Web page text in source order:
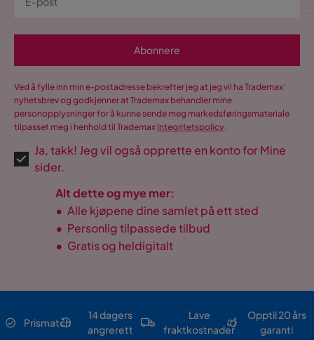
Abonnere
Ved å fylle inn min e-postadresse bekrefter jeg at jeg vil ha Trademax’
nyhetsbrev og godkjenner at Trademax behandler mine
personopplysninger for å kunne sende meg markedsføringsmateriale
tilpasset meg i henhold til Trademax Integritetspolicy.
Ja, takk! Jeg vil også opprette en konto for Mine
sider.
Alt dette og mye mer:
• Alle kjøpene dine samlet på ett sted
• Personlig tilpassede tilbud
• Gratis og heldigitalt
Prismatch
14 dagers
angrerett
Lave
fraktkostnader
Opptil 20 års
garanti